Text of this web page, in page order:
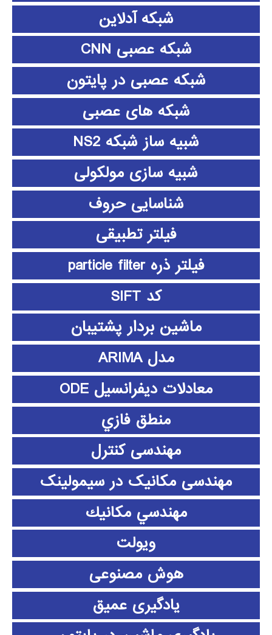
شبکه آدلاین
شبکه عصبی CNN
شبکه عصبی در پایتون
شبکه های عصبی
شبیه ساز شبکه NS2
شبیه سازی مولکولی
شناسایی حروف
فیلتر تطبیقی
فیلتر ذره particle filter
کد SIFT
ماشین بردار پشتیبان
مدل ARIMA
معادلات دیفرانسیل ODE
منطق فازي
مهندسی کنترل
مهندسی مکانیک در سیمولینک
مهندسي مكانيك
ویولت
هوش مصنوعی
یادگیری عمیق